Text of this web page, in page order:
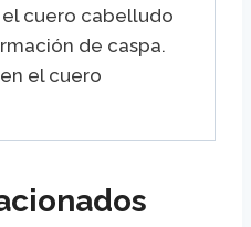
cuero cabelludo
de caspa.
el cuero